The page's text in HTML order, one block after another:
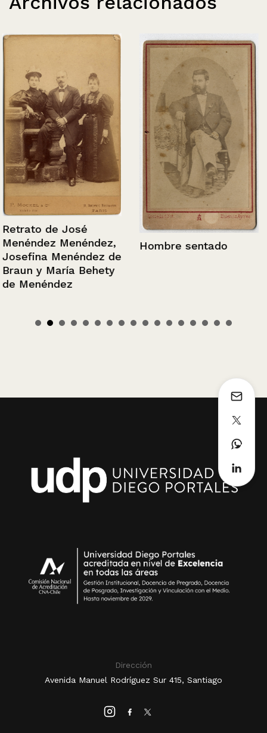
Retrato de José
Menéndez Menéndez,
Josefina Menéndez de
Braun y María Behety
de Menéndez
Hombre sentado
Dirección
Avenida Manuel Rodríguez Sur 415, Santiago